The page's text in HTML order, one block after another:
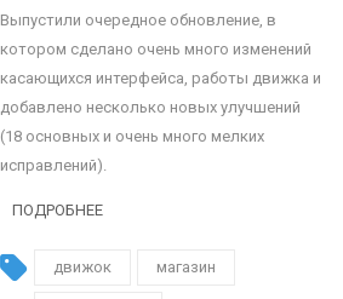
Выпустили очередное обновление, в
котором сделано очень много изменений
касающихся интерфейса, работы движка и
добавлено несколько новых улучшений
(18 основных и очень много мелких
исправлений).
ПОДРОБНЕЕ
движок магазин